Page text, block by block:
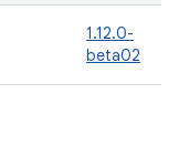
1.12.0-
beta02